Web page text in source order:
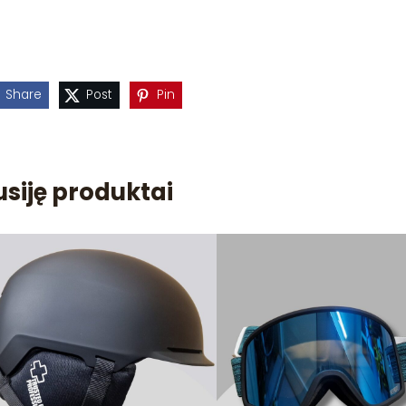
Share Post Pin
produktai